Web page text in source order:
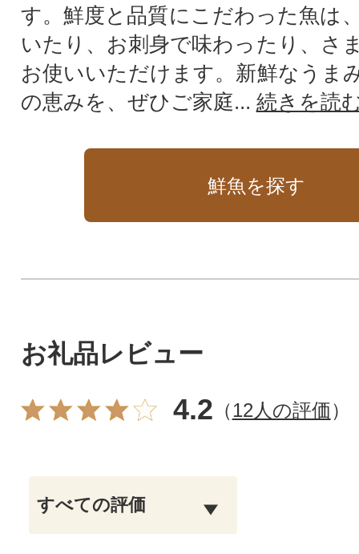
す。鮮度と品質にこだわった魚は
いたり、お刺身で味わったり、さ
お使いいただけます。新鮮なうま
の恵みを、ぜひご家庭... 続きを読
鮮魚を探す
お礼品レビュー
4.2 （12人の評価）